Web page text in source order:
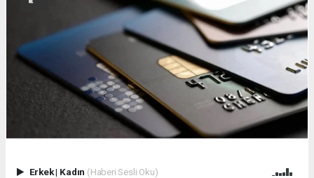
Erkek| Kadın (Haberi Sesli Oku)